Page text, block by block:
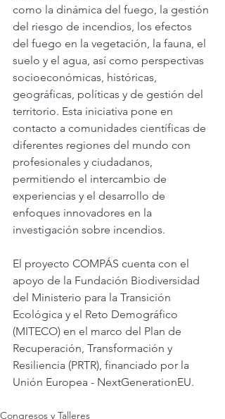
como la dinámica del fuego, la gestión
del riesgo de incendios, los efectos
del fuego en la vegetación, la fauna, el
suelo y el agua, así como perspectivas
socioeconómicas, históricas,
geográficas, políticas y de gestión del
territorio. Esta iniciativa pone en
contacto a comunidades científicas de
diferentes regiones del mundo con
profesionales y ciudadanos,
permitiendo el intercambio de
experiencias y el desarrollo de
enfoques innovadores en la
investigación sobre incendios.
El proyecto COMPÁS cuenta con el
apoyo de la Fundación Biodiversidad
del Ministerio para la Transición
Ecológica y el Reto Demográfico
(MITECO) en el marco del Plan de
Recuperación, Transformación y
Resiliencia (PRTR), financiado por la
Unión Europea - NextGenerationEU.
Congresos y Talleres